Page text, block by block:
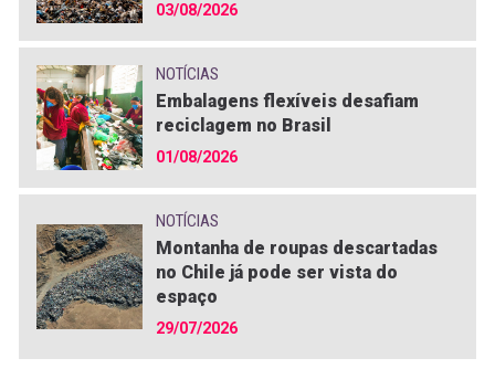
03/08/2026
NOTÍCIAS
Embalagens flexíveis desafiam
reciclagem no Brasil
01/08/2026
NOTÍCIAS
Montanha de roupas descartadas
no Chile já pode ser vista do
espaço
29/07/2026